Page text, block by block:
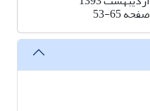
صفحه53-65